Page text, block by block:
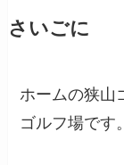
さいごに
ホームの狭山
ゴルフ場です。